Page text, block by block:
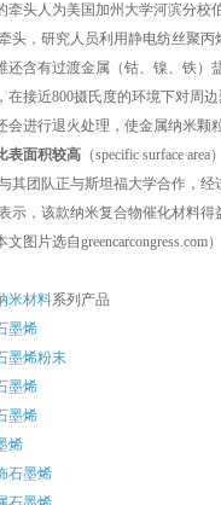
牵头人为美国加州大学河滨分校
头，研究人员利用静电纺丝聚丙
还含有过渡金属（钴、镍、铁）
在接近800摄氏度的环境下对周
会进行退火处理，使金属纳米
表面积较高 （specific surface area
其团队正与斯坦福大学合作，经
示，该款纳米复合物催化材料
图片选自greencarcongress.com）
米材料系列产品
墨烯
墨烯粉末
墨烯
墨烯
烯
石墨烯